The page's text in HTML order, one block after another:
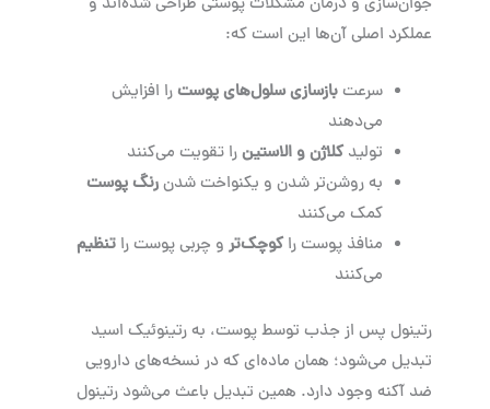
عملکرد اصلی آن‌ها این است که:
سرعتبازسازی سلول‌های پوست را افزایش
می‌دهند
تولیدکلاژن و الاستینرا تقویت می‌کنند
به روشن‌تر شدن و یکنواخت شدنرنگ پوست
کمک می‌کنند
منافذ پوست راکوچک‌تر و چربی پوست راتنظیم
می‌کنند
رتینول پس از جذب توسط پوست، به رتینوئیک اسید
تبدیل می‌شود؛ همان ماده‌ای که در نسخه‌های دارویی
ضد آکنه وجود دارد. همین تبدیل باعث می‌شود رتینول